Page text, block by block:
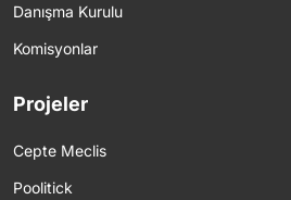
Danışma Kurulu
Komisyonlar
Projeler
Cepte Meclis
Poolitick